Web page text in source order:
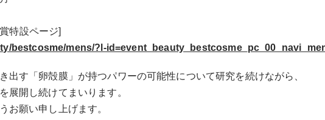
特設ページ]
bestcosme/mens/?l-
出す「卵殻膜」が持つパワーの可能性について研究を続けながら、
展開し続けてまいります。
お願い申し上げます。